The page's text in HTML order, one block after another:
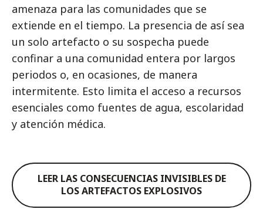
amenaza para las comunidades que se
extiende en el tiempo. La presencia de así sea
un solo artefacto o su sospecha puede
confinar a una comunidad entera por largos
periodos o, en ocasiones, de manera
intermitente. Esto limita el acceso a recursos
esenciales como fuentes de agua, escolaridad
y atención médica.
LEER LAS CONSECUENCIAS INVISIBLES DE
LOS ARTEFACTOS EXPLOSIVOS